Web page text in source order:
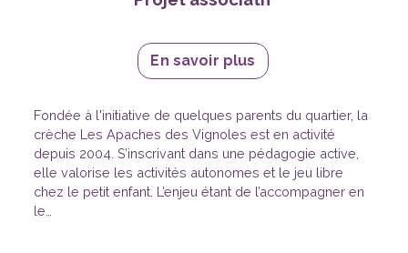
En savoir plus
Fondée à l'initiative de quelques parents du quartier, la
crèche Les Apaches des Vignoles est en activité
depuis 2004. S’inscrivant dans une pédagogie active,
elle valorise les activités autonomes et le jeu libre
chez le petit enfant. L’enjeu étant de l’accompagner en
le…